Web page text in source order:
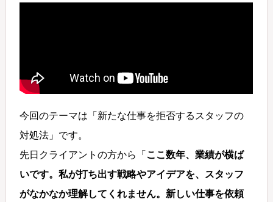
今回のテーマは「新たな仕事を拒否するスタッフの
対処法」です。
先日クライアントの方から「 ここ数年、業績が横ば
いです。私が打ち出す戦略やアイデアを、スタッフ
がなかなか理解してくれません。新しい仕事を依頼